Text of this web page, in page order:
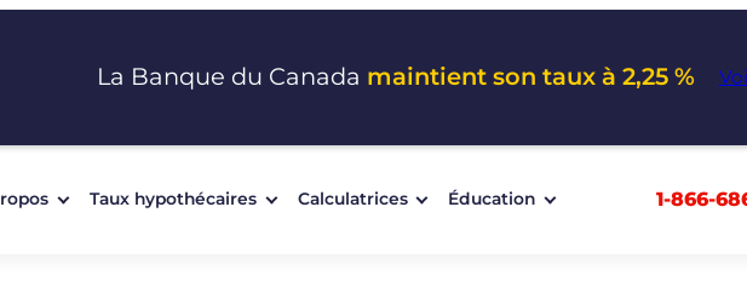
La Banque du Canada maintient son taux à 2,25 %
Taux hypothécaires Calculatrices Éducation 1-866-